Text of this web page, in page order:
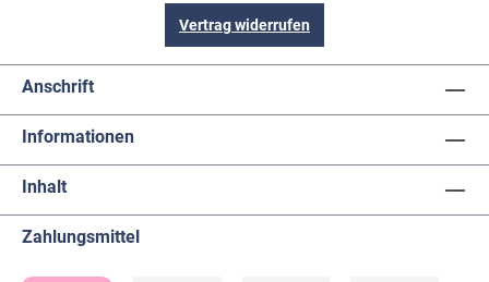
Vertrag widerrufen
Anschrift
Informationen
Inhalt
Zahlungsmittel